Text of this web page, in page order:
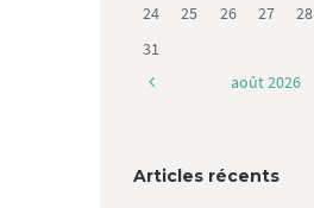
24
25 26 27 28
31
août2026
Articles récents